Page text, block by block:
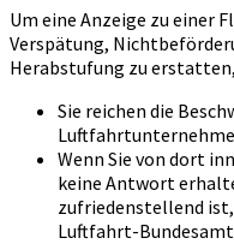
Um eine Anzeige zu einer
Verspätung,
Herabstufung zu
Sie reichen die
Wenn Sie von dort
keine Antwort
zufriedenstellend
Luftfahrt-